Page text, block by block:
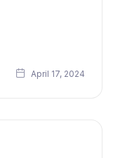
April 17, 2024